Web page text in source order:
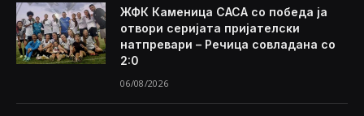
ЖФК Каменица САСА со победа ја
отвори серијата пријателски
натпревари – Речица совладана со
2:0
06/08/2026